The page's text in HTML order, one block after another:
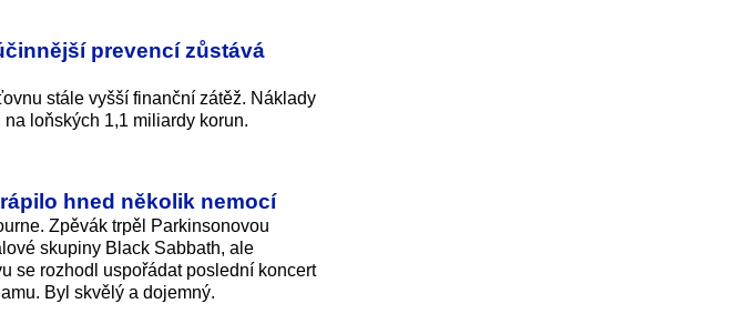
prevencí zůstává
stále vyšší finanční zátěž. Náklady
loňských 1,1 miliardy korun.
hned několik nemocí
Zpěvák trpěl Parkinsonovou
skupiny Black Sabbath, ale
se rozhodl uspořádat poslední koncert
Byl skvělý a dojemný.